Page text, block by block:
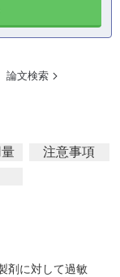
論文検索
注意事項
剤に対して過敏